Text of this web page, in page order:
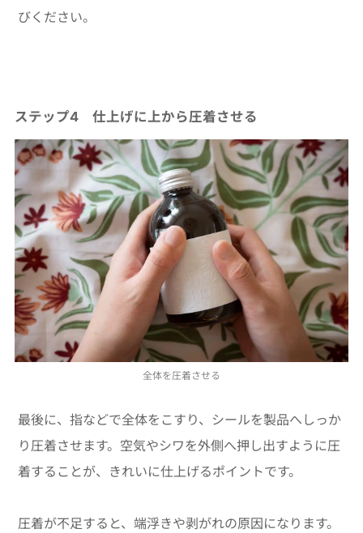
びください。
ステップ4 仕上げに上から圧着させる
全体を圧着させる
最後に、指などで全体をこすり、シールを製品へしっか
り圧着させます。空気やシワを外側へ押し出すように圧
着することが、きれいに仕上げるポイントです。
圧着が不足すると、端浮きや剥がれの原因になります。